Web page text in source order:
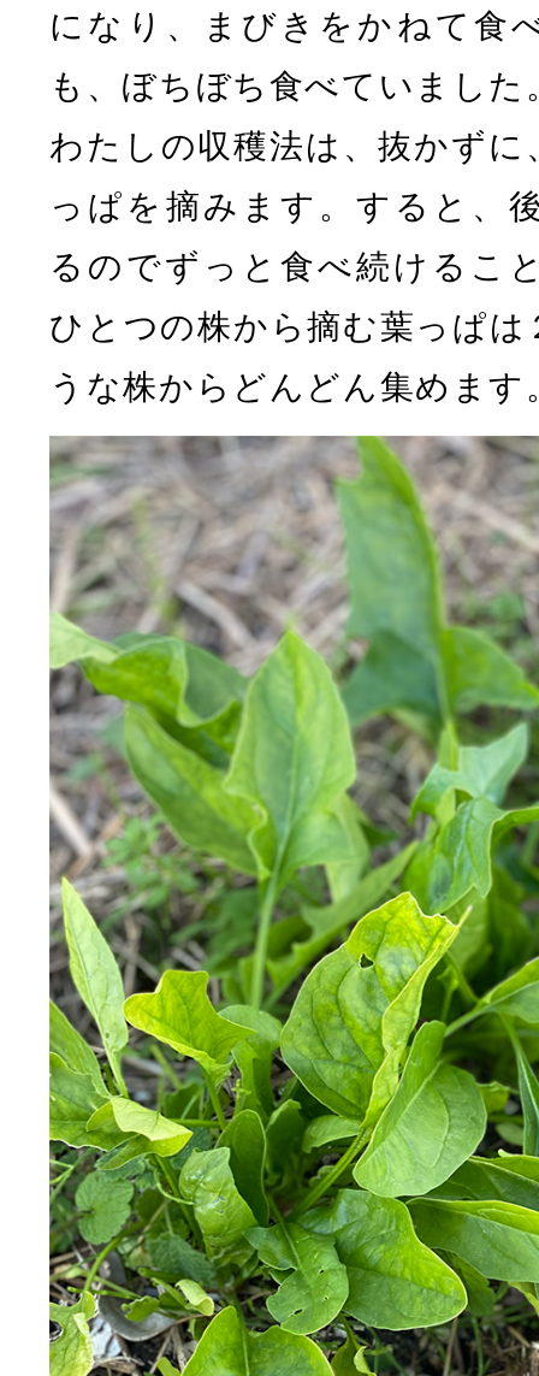
になり、まびきをかねて食
も、ぼちぼち食べていました
わたしの収穫法は、抜かず
っぱを摘みます。すると、
るのでずっと食べ続けるこ
ひとつの株から摘む葉っぱ
うな株からどんどん集めます